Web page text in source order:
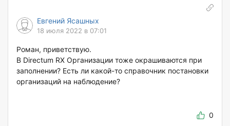
Евгений Ясашных
18 июля 2022 в 07:01
Роман, приветствую.
В Directum RX Организации тоже окрашиваются при
заполнении? Есть ли какой-то справочник постановки
организаций на наблюдение?
0